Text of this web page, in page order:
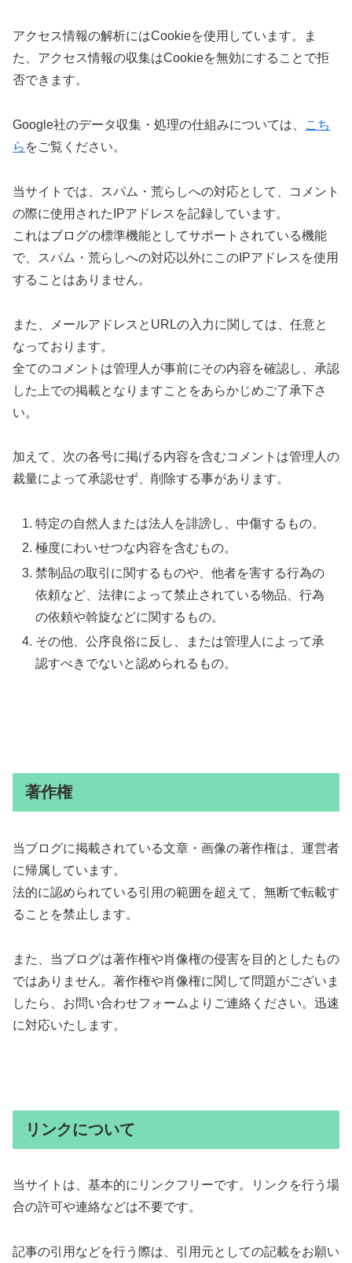
アクセス情報の解析にはCookieを使用しています。ま
た、アクセス情報の収集はCookieを無効にすることで拒
否できます。
Google社のデータ収集・処理の仕組みについては、
こち
ら をご覧ください。
当サイトでは、スパム・荒らしへの対応として、コメント
の際に使用されたIPアドレスを記録しています。
これはブログの標準機能としてサポートされている機能
で、スパム・荒らしへの対応以外にこのIPアドレスを使用
することはありません。
また、メールアドレスとURLの入力に関しては、任意と
なっております。
全てのコメントは管理人が事前にその内容を確認し、承認
した上での掲載となりますことをあらかじめご了承下さ
い。
加えて、次の各号に掲げる内容を含むコメントは管理人の
裁量によって承認せず、削除する事があります。
特定の自然人または法人を誹謗し、中傷するもの。
極度にわいせつな内容を含むもの。
禁制品の取引に関するものや、他者を害する行為の
依頼など、法律によって禁止されている物品、行為
の依頼や斡旋などに関するもの。
その他、公序良俗に反し、または管理人によって承
認すべきでないと認められるもの。
著作権
当ブログに掲載されている文章・画像の著作権は、運営者
に帰属しています。
法的に認められている引用の範囲を超えて、無断で転載す
ることを禁止します。
また、当ブログは著作権や肖像権の侵害を目的としたもの
ではありません。著作権や肖像権に関して問題がございま
したら、お問い合わせフォームよりご連絡ください。迅速
に対応いたします。
リンクについて
当サイトは、基本的にリンクフリーです。リンクを行う場
合の許可や連絡などは不要です。
記事の引用などを行う際は、引用元としての記載をお願い